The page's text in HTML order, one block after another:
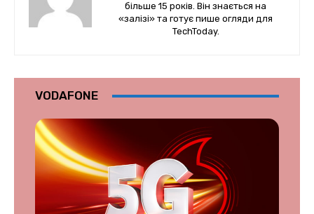
більше 15 років. Він знається на
«залізі» та готує пише огляди для
TechToday.
VODAFONE